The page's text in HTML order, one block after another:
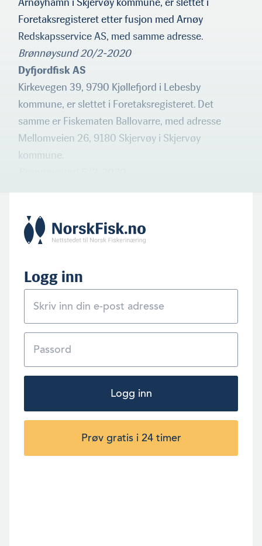
Arnøyhamn i Skjervøy kommune, er slettet i
Foretaksregisteret etter fusjon med Arnøy
Redskapsservice AS, med samme adresse.
Brønnøysund 20/2-2020
Dyfjordfisk AS
Kirkevegen 39, 9790 Kjøllefjord i Lebesby
kommune, er slettet i Foretaksregisteret. Det
samme er Fiskematen Ballovarre, med adresse
Mellomveien 26, 9180 Skjervøy i Skjervøy
kommune.
Logg inn
Logg inn
Prøv gratis i 24 timer